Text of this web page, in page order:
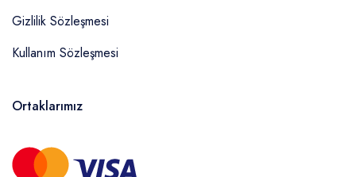
Gizlilik Sözleşmesi
Kullanım Sözleşmesi
Ortaklarımız